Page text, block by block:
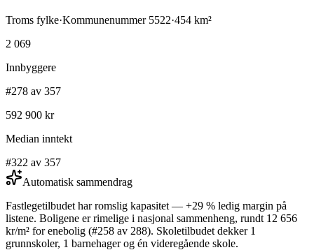
Troms fylke·Kommunenummer 5522·454 km²
2 069
Innbyggere
#278 av 357
592 900 kr
Median inntekt
#322 av 357
Automatisk sammendrag
Fastlegetilbudet har romslig kapasitet — +29 % ledig margin på
listene. Boligene er rimelige i nasjonal sammenheng, rundt 12 656
kr/m² for enebolig (#258 av 288). Skoletilbudet dekker 1
grunnskoler, 1 barnehager og én videregående skole.